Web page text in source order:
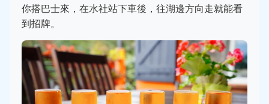
你搭巴士來，在水社站下車後，往湖邊方向走就能看
到招牌。